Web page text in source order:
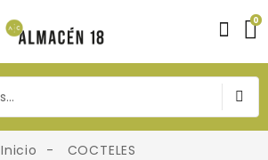
0
Inicio COCTELES